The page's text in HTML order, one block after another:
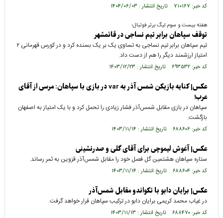
کد خبر: ۷۱۰۱۶۷ تاریخ انتشار : ۱۴۰۴/۰۶/۰۳
هفته بیست و سوم لیگ برتر فوتبال؛
توقف سپاهان برابر تیم نساجی در قائمشهر
تیم سپاهان برابر تیم نساجی به تساوی یک بر یک بسنده کرد و در کورس قهرمانی ۲
امتیاز ارزشمند دیگر را هم از دست داد.
کد خبر: ۶۹۳۵۳۲ تاریخ انتشار : ۱۴۰۳/۱۲/۲۳
عکس| کنایه بازیکن شمس آذر به var در بازی با سپاهان: مرسی از آقای
عرب!
سپاهان در بازی مقابل شمس‌آذر فشار زیادی را تحمل کرد و با یک امتیاز به اصفهان
بازگشت.
کد خبر: ۶۸۸۶۰۶ تاریخ انتشار : ۱۴۰۳/۱۱/۱۴
عکس| آغوش لیموچی برای آقای گلی و صدرنشینی
ستاره سپاهان هشتمین گل فصل خود را مقابل شمس‌آذر قزوین به ثمر رساند.
کد خبر: ۶۸۸۶۰۴ تاریخ انتشار : ۱۴۰۳/۱۱/۱۴
عکس| برایان دابو با تکواندو مقابل شمس‌آذر
در غیاب محمد کریمی برایان دابو در ترکیب سپاهان قرار خواهد گرفت.
کد خبر: ۶۸۸۴۷۰ تاریخ انتشار : ۱۴۰۳/۱۱/۱۳